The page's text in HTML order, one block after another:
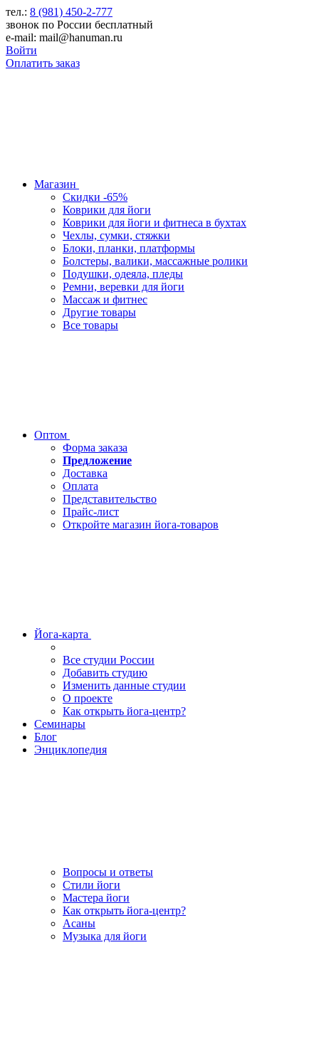
тел.: 8 (981) 450-2-777
звонок по России бесплатный
e-mail: mail@hanuman.ru
Войти
Оплатить заказ
Магазин
Скидки -65%
Коврики для йоги
Коврики для йоги и фитнеса в бухтах
Чехлы, сумки, стяжки
Блоки, планки, платформы
Болстеры, валики, массажные ролики
Подушки, одеяла, пледы
Ремни, веревки для йоги
Массаж и фитнес
Другие товары
Все товары
Оптом
Форма заказа
Предложение
Доставка
Оплата
Представительство
Прайс-лист
Откройте магазин йога-товаров
Йога-карта
Все студии России
Добавить студию
Изменить данные студии
О проекте
Как открыть йога-центр?
Семинары
Блог
Энциклопедия
Вопросы и ответы
Стили йоги
Мастера йоги
Как открыть йога-центр?
Асаны
Музыка для йоги